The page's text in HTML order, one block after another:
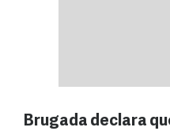
Brugada declara